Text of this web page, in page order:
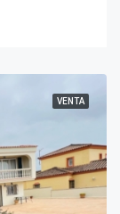
VENTA